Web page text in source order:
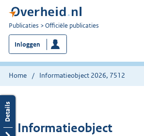
U
bent
nu
hier:
Publicaties Officiële publicaties
Inloggen
Home Informatieobject 2026, 7512
Informatieobject